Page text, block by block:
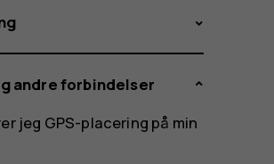
andre forbindelser
jeg GPS-placering på min